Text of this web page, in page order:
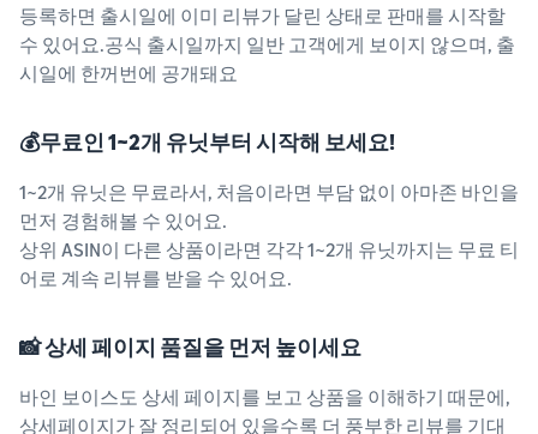
등록하면 출시일에 이미 리뷰가 달린 상태로 판매를 시작할
수 있어요.공식 출시일까지 일반 고객에게 보이지 않으며, 출
시일에 한꺼번에 공개돼요
💰무료인 1~2개 유닛부터 시작해 보세요!
1~2개 유닛은 무료라서, 처음이라면 부담 없이 아마존 바인을
먼저 경험해볼 수 있어요.
상위 ASIN이 다른 상품이라면 각각 1~2개 유닛까지는 무료 티
어로 계속 리뷰를 받을 수 있어요.
📸 상세 페이지 품질을 먼저 높이세요
바인 보이스도 상세 페이지를 보고 상품을 이해하기 때문에,
상세페이지가 잘 정리되어 있을수록 더 풍부한 리뷰를 기대